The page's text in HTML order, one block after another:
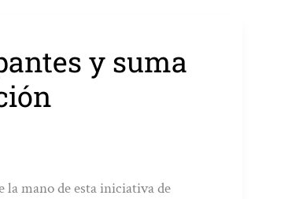
y suma
la mano de esta iniciativa de